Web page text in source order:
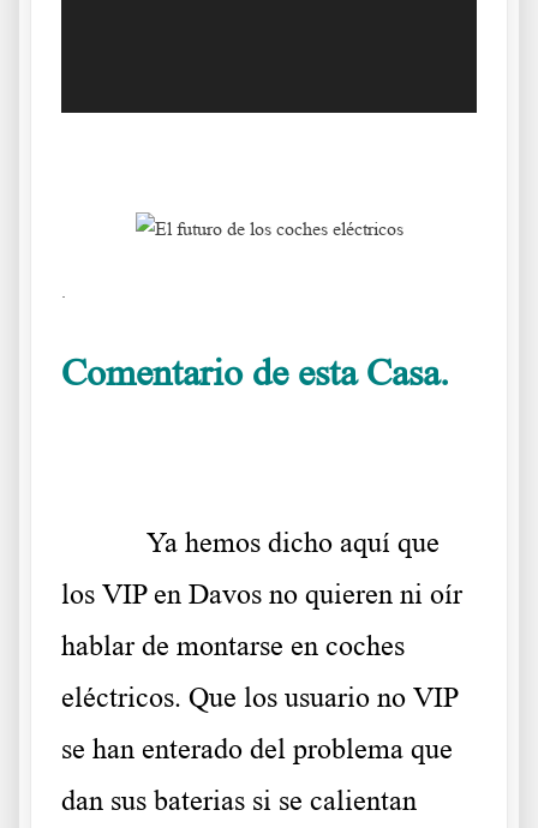
Comentario de esta Casa.
Ya hemos dicho aquí que
los VIP en Davos no quieren ni oír
hablar de montarse en coches
eléctricos. Que los usuario no VIP
se han enterado del problema que
dan sus baterias si se calientan